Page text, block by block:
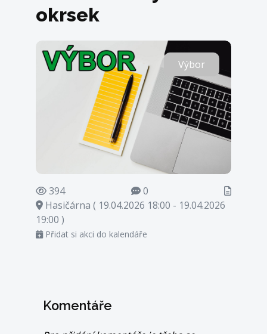
okrsek
Výbor
394
0
Hasičárna ( 19.04.2026 18:00 - 19.04.2026
19:00 )
Přidat si akci do kalendáře
Komentáře